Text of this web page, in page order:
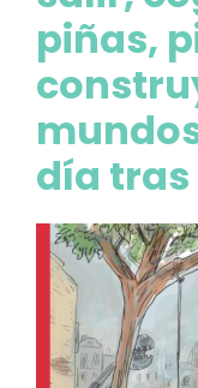
piñas,
día